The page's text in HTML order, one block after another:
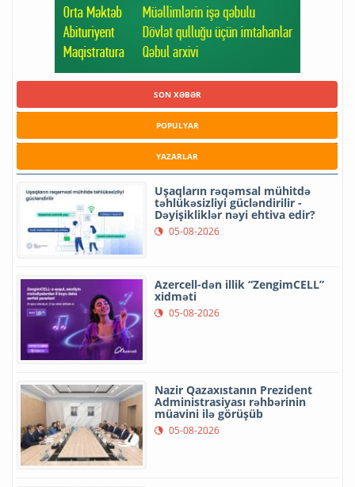
SON XƏBƏR
POPULYAR
YAZARLAR
Uşaqların rəqəmsal mühitdə
təhlükəsizliyi gücləndirilir -
Dəyişikliklər nəyi ehtiva edir?
05-08-2026
Azercell-dən illik “ZengimCELL”
xidməti
05-08-2026
Nazir Qazaxıstanın Prezident
Administrasiyası rəhbərinin
müavini ilə görüşüb
05-08-2026